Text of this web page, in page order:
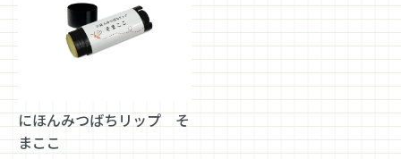
にほんみつばちリップ そ
まここ